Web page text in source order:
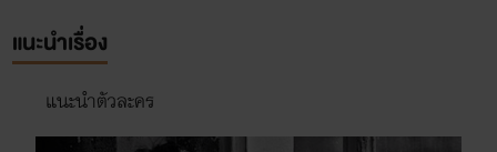
แนะนำเรื่อง
แนะนำตัวละคร